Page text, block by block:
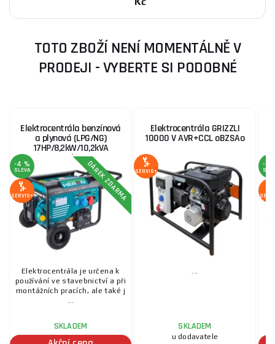
TOTO ZBOŽÍ NENÍ MOMENTÁLNĚ V
PRODEJI - VYBERTE SI PODOBNÉ
Elektrocentrála benzínová
a plynová (LPG/NG)
17HP/8,2kW/10,2kVA
(400V), 6,5kW (230V),
elektrický start, dálkové
ovládání
-4 %
SLEVA
SERVIS+ DÁREK ZDARMA
Elektrocentrála je určena k
používání ve stavebnictví a při
montážních pracích, ale také j
...
SKLADEM
Elektrocentrála GRIZZLI
10000 V AVR+CCL oBZSAo
SERVIS+
...
SKLADEM
u dodavatele
-3